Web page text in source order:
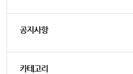
공지사항
카테고리